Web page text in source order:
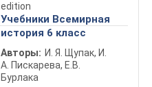
edition
Учебники Всемирная
история 6 класс
Авторы: И. Я. Щупак, И.
А. Пискарева, Е.В.
Бурлака